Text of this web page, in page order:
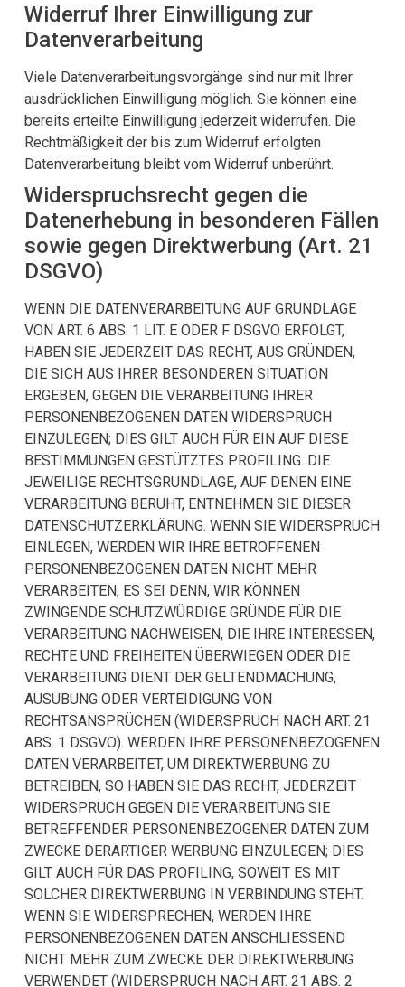
Widerruf Ihrer Einwilligung zur
Datenverarbeitung
Viele Datenverarbeitungsvorgänge sind nur mit Ihrer
ausdrücklichen Einwilligung möglich. Sie können eine
bereits erteilte Einwilligung jederzeit widerrufen. Die
Rechtmäßigkeit der bis zum Widerruf erfolgten
Datenverarbeitung bleibt vom Widerruf unberührt.
Widerspruchsrecht gegen die
Datenerhebung in besonderen Fällen
sowie gegen Direktwerbung (Art. 21
DSGVO)
WENN DIE DATENVERARBEITUNG AUF GRUNDLAGE
VON ART. 6 ABS. 1 LIT. E ODER F DSGVO ERFOLGT,
HABEN SIE JEDERZEIT DAS RECHT, AUS GRÜNDEN,
DIE SICH AUS IHRER BESONDEREN SITUATION
ERGEBEN, GEGEN DIE VERARBEITUNG IHRER
PERSONENBEZOGENEN DATEN WIDERSPRUCH
EINZULEGEN; DIES GILT AUCH FÜR EIN AUF DIESE
BESTIMMUNGEN GESTÜTZTES PROFILING. DIE
JEWEILIGE RECHTSGRUNDLAGE, AUF DENEN EINE
VERARBEITUNG BERUHT, ENTNEHMEN SIE DIESER
DATENSCHUTZERKLÄRUNG. WENN SIE WIDERSPRUCH
EINLEGEN, WERDEN WIR IHRE BETROFFENEN
PERSONENBEZOGENEN DATEN NICHT MEHR
VERARBEITEN, ES SEI DENN, WIR KÖNNEN
ZWINGENDE SCHUTZWÜRDIGE GRÜNDE FÜR DIE
VERARBEITUNG NACHWEISEN, DIE IHRE INTERESSEN,
RECHTE UND FREIHEITEN ÜBERWIEGEN ODER DIE
VERARBEITUNG DIENT DER GELTENDMACHUNG,
AUSÜBUNG ODER VERTEIDIGUNG VON
RECHTSANSPRÜCHEN (WIDERSPRUCH NACH ART. 21
ABS. 1 DSGVO). WERDEN IHRE PERSONENBEZOGENEN
DATEN VERARBEITET, UM DIREKTWERBUNG ZU
BETREIBEN, SO HABEN SIE DAS RECHT, JEDERZEIT
WIDERSPRUCH GEGEN DIE VERARBEITUNG SIE
BETREFFENDER PERSONENBEZOGENER DATEN ZUM
ZWECKE DERARTIGER WERBUNG EINZULEGEN; DIES
GILT AUCH FÜR DAS PROFILING, SOWEIT ES MIT
SOLCHER DIREKTWERBUNG IN VERBINDUNG STEHT.
WENN SIE WIDERSPRECHEN, WERDEN IHRE
PERSONENBEZOGENEN DATEN ANSCHLIESSEND
NICHT MEHR ZUM ZWECKE DER DIREKTWERBUNG
VERWENDET (WIDERSPRUCH NACH ART. 21 ABS. 2